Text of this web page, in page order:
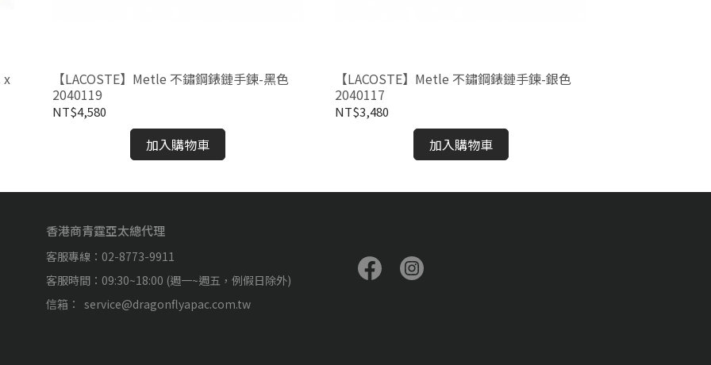
x
【LACOSTE】Metle 不鏽鋼錶鏈手鍊-黑色
2040119
NT$4,580
加入購物車
【LACOSTE】Metle 不鏽鋼錶鏈手鍊-銀色
2040117
NT$3,480
加入購物車
香港商青霆亞太總代理
客服專線：02-8773-9911
客服時間：09:30~18:00 (週一~週五，例假日除外)
信箱：  service@dragonflyapac.com.tw